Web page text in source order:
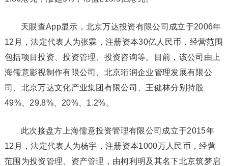
天眼查App显示，北京万达投资有限公司成立于2006年
12月，法定代表人为张霖，注册资本30亿人民币，经营范围
包括项目投资、投资管理、投资咨询等。目前，该公司由上
海儒意影视制作有限公司、北京珩润企业管理发展有限公
司、北京万达文化产业集团有限公司、王健林分别持股
49%、29.8%、20%、1.2%。
此次接盘方上海儒意投资管理有限公司成立于2015年
12月，法定代表人为杨宇，注册资本1000万人民币，经营
范围为投资管理、资产管理，由柯利明及其名下北京筑梦启